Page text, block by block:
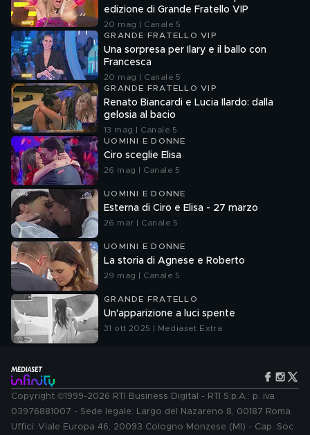
edizione di Grande Fratello VIP
20 mag | Canale 5
GRANDE FRATELLO VIP
Una sorpresa per Ilary e il ballo con
Francesca
20 mag | Canale 5
GRANDE FRATELLO VIP
Renato Biancardi e Lucia Ilardo: dalla
gelosia al bacio
13 mag | Canale 5
UOMINI E DONNE
Ciro sceglie Elisa
26 mag | Canale 5
UOMINI E DONNE
Esterna di Ciro e Elisa - 27 marzo
26 mar | Canale 5
UOMINI E DONNE
La storia di Agnese e Roberto
29 mag | Canale 5
GRANDE FRATELLO
Un'apparizione a luci spente
31 ott 2025 | Mediaset Extra
Copyright ©1999-2026 RTI Business Digital - RTI S.p.A.: p. iva
03976881007 - Sede legale: Largo del Nazareno 8, 00187 Roma.
Uffici: Viale Europa 46, 20093 Cologno Monzese (MI) - Cap. Soc.